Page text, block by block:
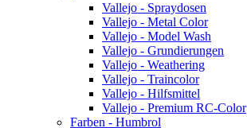
Vallejo - Spraydosen
Vallejo - Metal Color
Vallejo - Model Wash
Vallejo - Grundierungen
Vallejo - Weathering
Vallejo - Traincolor
Vallejo - Hilfsmittel
Vallejo - Premium RC-Color
Farben - Humbrol